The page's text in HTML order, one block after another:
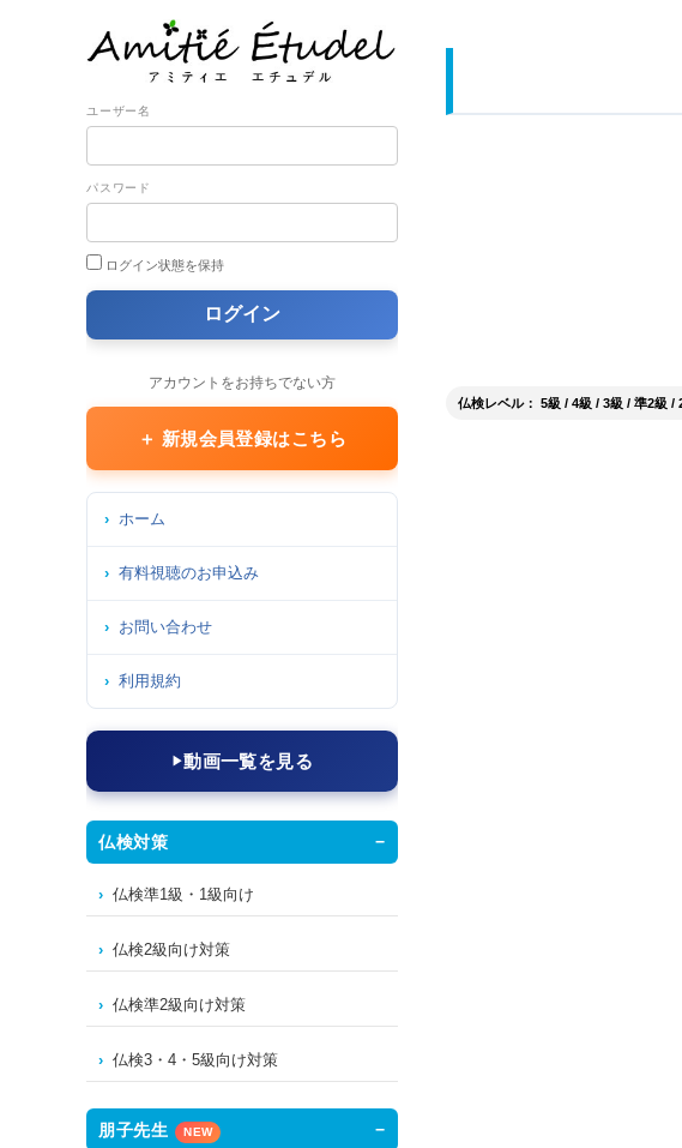
仏検レベル： 5級 / 4級 / 3級 / 準2級 /
ユーザー名
パスワード
ログイン状態を保持
アカウントをお持ちでない方
＋ 新規会員登録はこちら
ホーム
有料視聴のお申込み
お問い合わせ
利用規約
動画一覧を見る
仏検対策
仏検準1級・1級向け
仏検2級向け対策
仏検準2級向け対策
仏検3・4・5級向け対策
朋子先生 NEW